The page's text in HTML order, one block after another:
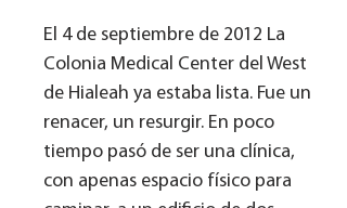
El 4 de septiembre de 2012 La
Colonia Medical Center del West
de Hialeah ya estaba lista. Fue un
renacer, un resurgir. En poco
tiempo pasó de ser una clínica,
con apenas espacio físico para